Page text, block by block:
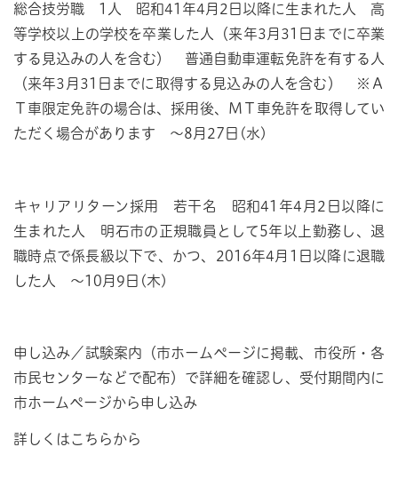
総合技労職 1人 昭和41年4月2日以降に生まれた人 高
等学校以上の学校を卒業した人（来年3月31日までに卒業
する見込みの人を含む） 普通自動車運転免許を有する人
（来年3月31日までに取得する見込みの人を含む） ※Ａ
Ｔ車限定免許の場合は、採用後、ＭＴ車免許を取得してい
ただく場合があります ～8月27日(水)
キャリアリターン採用 若干名 昭和41年4月2日以降に
生まれた人 明石市の正規職員として5年以上勤務し、退
職時点で係長級以下で、かつ、2016年4月1日以降に退職
した人 ～10月9日(木)
申し込み／試験案内（市ホームページに掲載、市役所・各
市民センターなどで配布）で詳細を確認し、受付期間内に
市ホームページから申し込み
詳しくはこちらから